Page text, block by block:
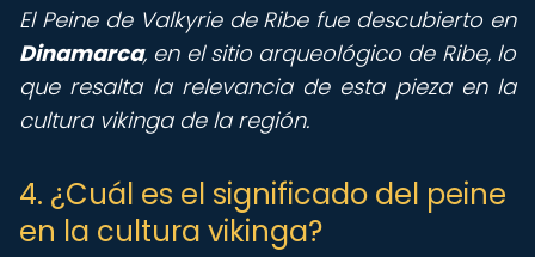
El Peine de Valkyrie de Ribe fue descubierto en
Dinamarca, en el sitio arqueológico de Ribe, lo
que resalta la relevancia de esta pieza en la
cultura vikinga de la región.
4. ¿Cuál es el significado del peine
en la cultura vikinga?